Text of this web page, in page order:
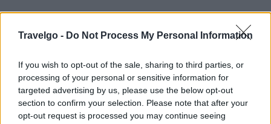
Travelgo - Do Not Process My Personal Information
If you wish to opt-out of the sale, sharing to third parties, or
processing of your personal or sensitive information for
targeted advertising by us, please use the below opt-out
section to confirm your selection. Please note that after your
opt-out request is processed you may continue seeing